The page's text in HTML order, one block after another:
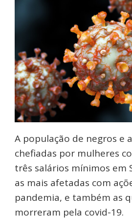
A população de negros e
chefiadas por mulheres
três salários mínimos em
as mais afetadas com
pandemia, e também as
morreram pela covid-19.